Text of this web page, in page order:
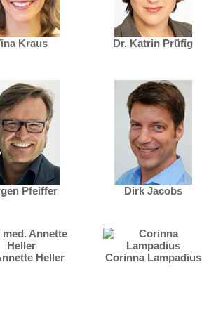
Kraus Dr. Katrin Prüfig
Pfeiffer Dirk Jacobs
Heller
Corinna Lampadius